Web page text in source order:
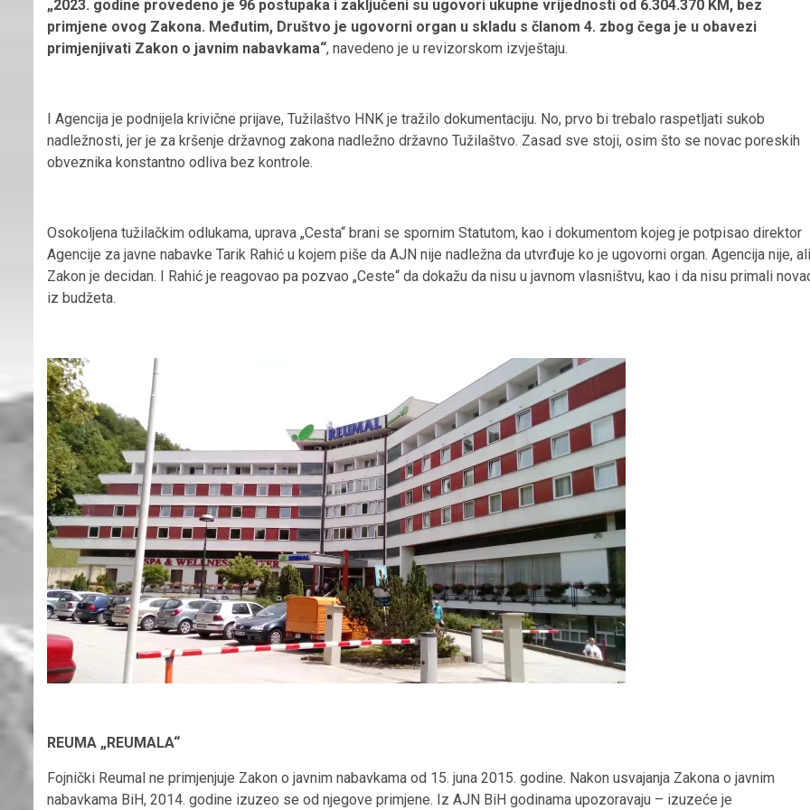
„2023. godine provedeno je 96 postupaka i zaključeni su ugovori ukupne vrijednosti od 6.304.370 KM, bez
primjene ovog Zakona. Međutim, Društvo je ugovorni organ u skladu s članom 4. zbog čega je u obavezi
primjenjivati Zakon o javnim nabavkama“, navedeno je u revizorskom izvještaju.
I Agencija je podnijela krivične prijave, Tužilaštvo HNK je tražilo dokumentaciju. No, prvo bi trebalo raspetljati sukob
nadležnosti, jer je za kršenje državnog zakona nadležno državno Tužilaštvo. Zasad sve stoji, osim što se novac poreskih
obveznika konstantno odliva bez kontrole.
Osokoljena tužilačkim odlukama, uprava „Cesta“ brani se spornim Statutom, kao i dokumentom kojeg je potpisao direktor
Agencije za javne nabavke Tarik Rahić u kojem piše da AJN nije nadležna da utvrđuje ko je ugovorni organ. Agencija nije, ali
Zakon je decidan. I Rahić je reagovao pa pozvao „Ceste“ da dokažu da nisu u javnom vlasništvu, kao i da nisu primali
iz budžeta.
REUMA „REUMALA“
Fojnički Reumal ne primjenjuje Zakon o javnim nabavkama od 15. juna 2015. godine. Nakon usvajanja Zakona o javnim
nabavkama BiH, 2014. godine izuzeo se od njegove primjene. Iz AJN BiH godinama upozoravaju – izuzeće je